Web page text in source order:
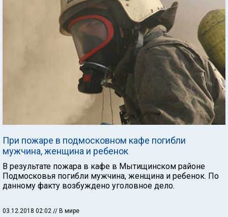
При пожаре в подмосковном кафе погибли
мужчина, женщина и ребенок
В результате пожара в кафе в Мытищинском районе
Подмосковья погибли мужчина, женщина и ребенок. По
данному факту возбуждено уголовное дело.
03.12.2018 02:02 // В мире